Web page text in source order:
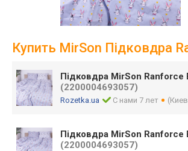
Купить MirSon Підковдра
Підковдра MirSon
(2200004693057)
Rozetka.ua С нами 7 лет
Підковдра MirSon
(2200004693057)